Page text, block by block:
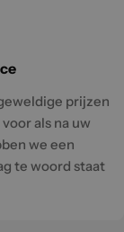
prijzen
als na uw
we een
te woord staat